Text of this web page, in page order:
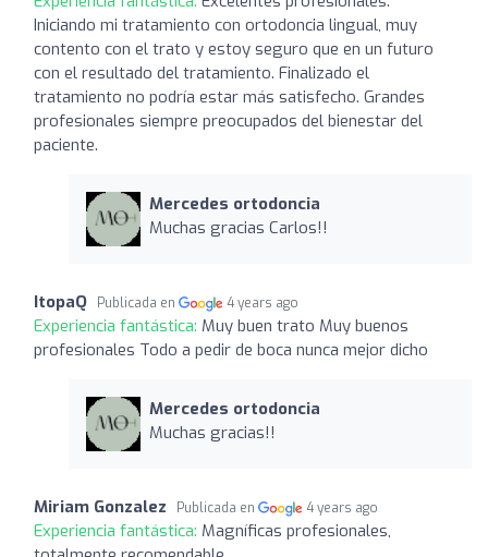
Iniciando mi tratamiento con ortodoncia lingual, muy
contento con el trato y estoy seguro que en un futuro
con el resultado del tratamiento. Finalizado el
tratamiento no podría estar más satisfecho. Grandes
profesionales siempre preocupados del bienestar del
paciente.
Mercedes ortodoncia
Muchas gracias Carlos!!
ItopaQ Publicada en 4 years ago
Experiencia fantástica: Muy buen trato Muy buenos
profesionales Todo a pedir de boca nunca mejor dicho
Mercedes ortodoncia
Muchas gracias!!
Miriam Gonzalez Publicada en 4 years ago
Experiencia fantástica: Magníficas profesionales,